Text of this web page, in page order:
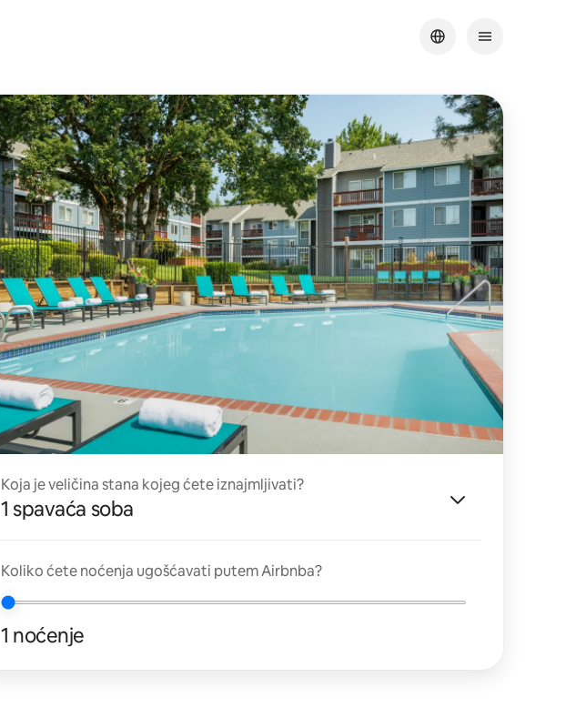
Koja je veličina stana kojeg ćete iznajmljivati?
1 spavaća soba
Koliko ćete noćenja ugošćavati putem Airbnba?
1 noćenje